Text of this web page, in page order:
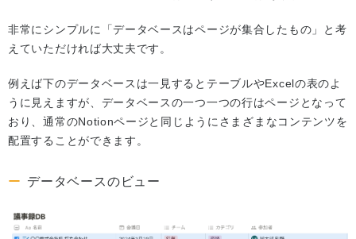
非常にシンプルに「データベースはページが集合したもの」と考
えていただければ大丈夫です。
例えば下のデータベースは一見するとテーブルやExcelの表のよ
うに見えますが、データベースの一つ一つの行はページとなって
おり、通常のNotionページと同じようにさまざまなコンテンツを
配置することができます。
データベースのビュー